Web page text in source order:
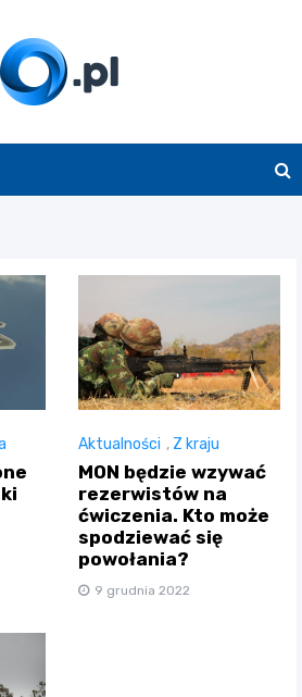
O.pl
Aktualności , Z kraju
MON będzie wzywać
rezerwistów na
ćwiczenia. Kto może
spodziewać się
powołania?
9 grudnia 2022